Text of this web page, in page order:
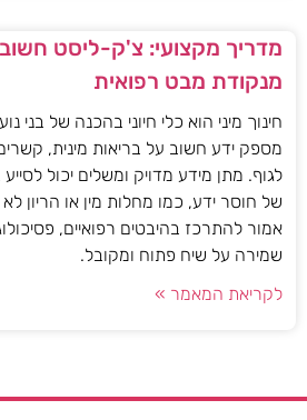
מדריך מקצועי: צ'ק-ליסט חשוב
מנקודת מבט רפואית
חינוך מיני הוא כלי חיוני בהכנה של בני
מספק ידע חשוב על בריאות מינית, קשרים
לגוף. מתן מידע מדויק ומשלים יכול
של חוסר ידע, כמו מחלות מין או הריון לא
אמור להתרכז בהיבטים רפואיים,
שמירה על שיח פתוח ומקובל.
לקריאת המאמר »